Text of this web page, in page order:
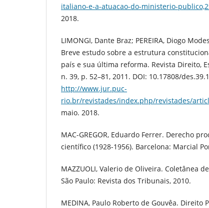
italiano-e-a-atuacao-do-ministerio-
2018.
LIMONGI, Dante Braz; PEREIRA, Diogo
Breve estudo sobre a estrutura
país e sua última reforma. Revista Direito,
n. 39, p. 52–81, 2011. DOI: 10.17808/
http://www.jur.puc-
rio.br/revistades/index.php/revistades/
maio. 2018.
MAC-GREGOR, Eduardo Ferrer. Derecho
científico (1928-1956). Barcelona: Marcial
MAZZUOLI, Valerio de Oliveira. Coletânea
São Paulo: Revista dos Tribunais, 2010.
MEDINA, Paulo Roberto de Gouvêa. Direito